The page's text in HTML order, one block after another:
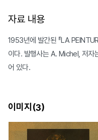
자료 내용
1953년에 발간된 『LA
이다. 발행사는 A. Michel, 저
어 있다.
이미지(3)